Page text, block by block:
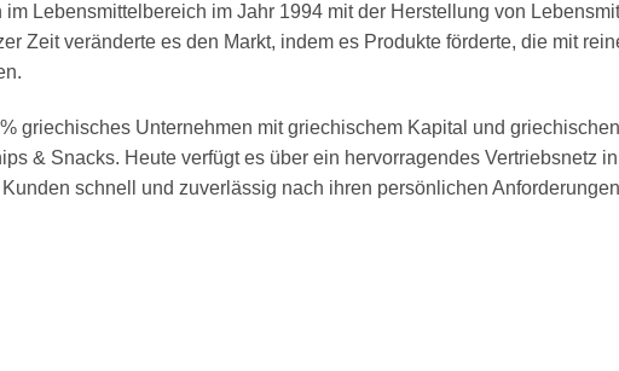
Lebensmittelbereich im Jahr 1994 mit der Herstellung von
Zeit veränderte es den Markt, indem es Produkte förderte, die mit
griechisches Unternehmen mit griechischem Kapital und
& Snacks. Heute verfügt es über ein hervorragendes Vertriebsnetz
schnell und zuverlässig nach ihren persönlichen